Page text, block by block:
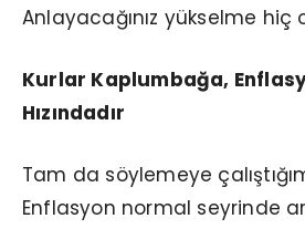
Anlayacağınız yükselme hiç
Kurlar Kaplumbağa,
Hızındadır
Tam da söylemeye
Enflasyon normal seyrinde